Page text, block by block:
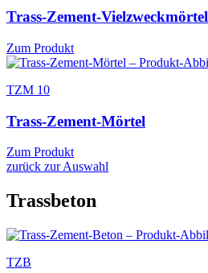
Trass-Zement-Vielzweckmörtel
Zum Produkt
TZM 10
Trass-Zement-Mörtel
Zum Produkt
zurück zur Auswahl
Trassbeton
TZB